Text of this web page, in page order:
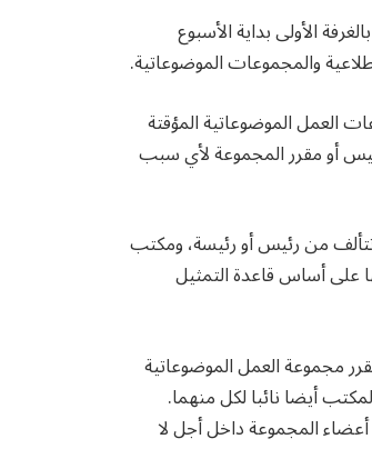
الأولى بداية الأسبوع
والمجموعات الموضوعاتية.
75، تضمن استمرار مجموعات العمل الموضوعاتية المؤقتة
أو مقرر المجموعة لأي سبب
تتألف من رئيس أو رئيسة، ومكتب
أساس قاعدة التمثيل
مجموعة العمل الموضوعاتية
أيضا نائبا لكل منهما.
المجموعة داخل أجل لا